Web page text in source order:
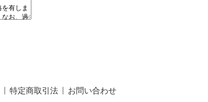
特定商取引法 お問い合わせ